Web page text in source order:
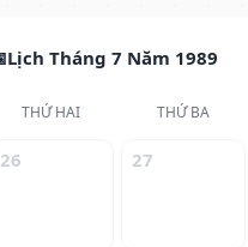
Lịch Tháng 7 Năm 1989
THỨ HAI THỨ BA
26 27